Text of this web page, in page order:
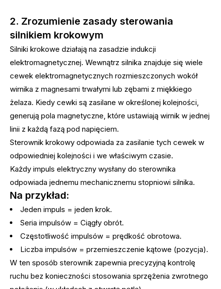
2. Zrozumienie zasady sterowania
silnikiem krokowym
Silniki krokowe działają na zasadzie indukcji
elektromagnetycznej. Wewnątrz silnika znajduje się wiele
cewek elektromagnetycznych rozmieszczonych wokół
wirnika z magnesami trwałymi lub zębami z miękkiego
żelaza. Kiedy cewki są zasilane w określonej kolejności,
generują pola magnetyczne, które ustawiają wirnik w jednej
linii z każdą fazą pod napięciem.
Sterownik krokowy odpowiada za zasilanie tych cewek w
odpowiedniej kolejności i we właściwym czasie.
Każdy impuls elektryczny wysłany do sterownika
odpowiada jednemu mechanicznemu stopniowi silnika.
Na przykład:
Jeden impuls = jeden krok.
Seria impulsów = Ciągły obrót.
Częstotliwość impulsów = prędkość obrotowa.
Liczba impulsów = przemieszczenie kątowe (pozycja).
W ten sposób sterownik zapewnia precyzyjną kontrolę
ruchu bez konieczności stosowania sprzężenia zwrotnego